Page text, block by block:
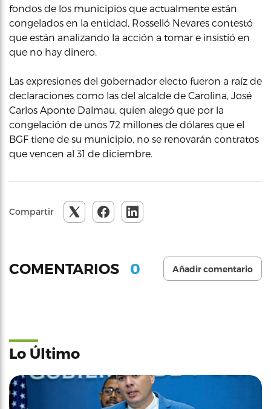
fondos de los municipios que actualmente están
congelados en la entidad, Rosselló Nevares contestó
que están analizando la acción a tomar e insistió en
que no hay dinero.
Las expresiones del gobernador electo fueron a raíz de
declaraciones como las del alcalde de Carolina, José
Carlos Aponte Dalmau, quien alegó que por la
congelación de unos 72 millones de dólares que el
BGF tiene de su municipio, no se renovarán contratos
que vencen al 31 de diciembre.
Compartir
COMENTARIOS 0 Añadir comentario
Lo Último